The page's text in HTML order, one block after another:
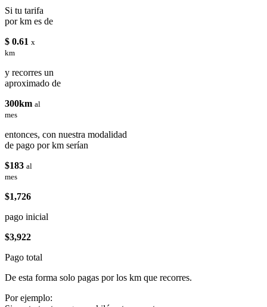
Si tu tarifa
por km es de
$ 0.61 x
km
y recorres un
aproximado de
300km al
mes
entonces, con nuestra modalidad
de pago por km serían
$183 al
mes
$1,726
pago inicial
$3,922
Pago total
De esta forma solo pagas por los km que recorres.
Por ejemplo: